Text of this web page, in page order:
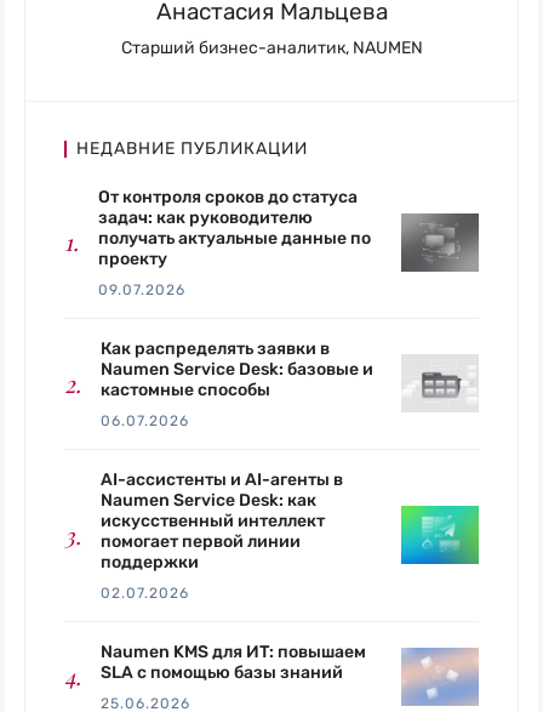
Анастасия Мальцева
Старший бизнес-аналитик, NAUMEN
НЕДАВНИЕ ПУБЛИКАЦИИ
От контроля сроков до статуса
задач: как руководителю
получать актуальные данные по
проекту
09.07.2026
Как распределять заявки в
Naumen Service Desk: базовые и
кастомные способы
06.07.2026
AI-ассистенты и AI-агенты в
Naumen Service Desk: как
искусственный интеллект
помогает первой линии
поддержки
02.07.2026
Naumen KMS для ИТ: повышаем
SLA с помощью базы знаний
25.06.2026